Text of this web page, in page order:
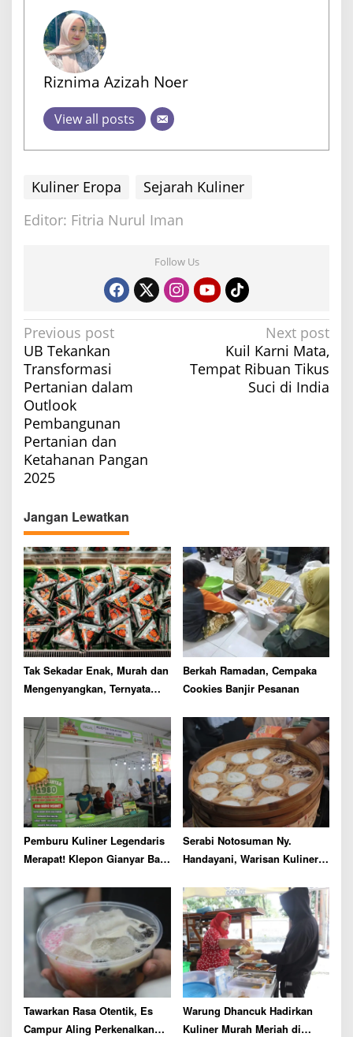
Riznima Azizah Noer
View all posts
Kuliner Eropa
Sejarah Kuliner
Editor: Fitria Nurul Iman
Follow Us
P
o
s
t
n
a
v
i
g
a
t
i
o
n
Previous post
UB Tekankan
Transformasi
Pertanian dalam
Outlook
Pembangunan
Pertanian dan
Ketahanan Pangan
2025
Next post
Kuil Karni Mata,
Tempat Ribuan Tikus
Suci di India
Jangan Lewatkan
Tak Sekadar Enak, Murah dan
Mengenyangkan, Ternyata
Sejarah Panjang di Jepang
Berkah Ramadan, Cempaka
Cookies Banjir Pesanan
Pemburu Kuliner Legendaris
Merapat! Klepon Gianyar Bali
Malang
Serabi Notosuman Ny.
Handayani, Warisan Kuliner
Malang
Tawarkan Rasa Otentik, Es
Campur Aling Perkenalkan
Warung Dhancuk Hadirkan
Kuliner Murah Meriah di